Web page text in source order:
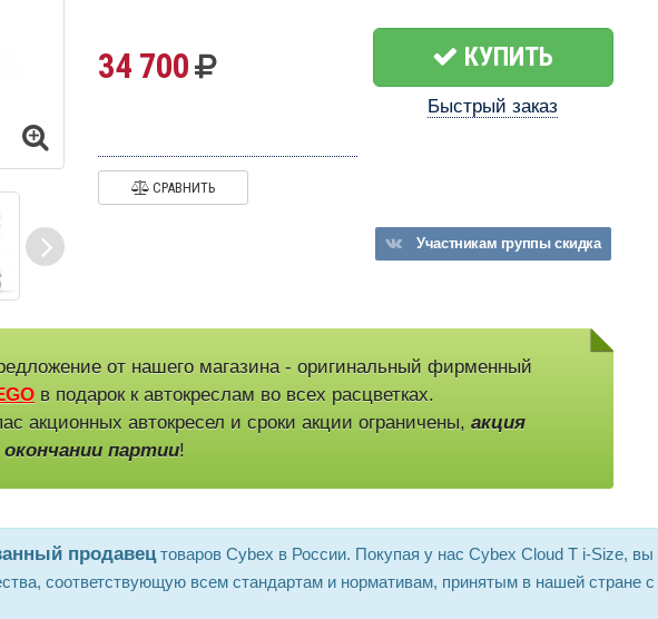
34 700 КУПИТЬ
Быстрый заказ
СРАВНИТЬ
Участникам группыскидка
от нашего магазина - оригинальный фирменный
в подарок к автокреслам во всех расцветках.
акционных автокресел и сроки акции ограничены, акция
партии!
продавецтоваров Cybex в России. Покупая у нас Cybex Cloud T i-Size, вы
соответствующую всем стандартам и нормативам, принятым в нашей стране с